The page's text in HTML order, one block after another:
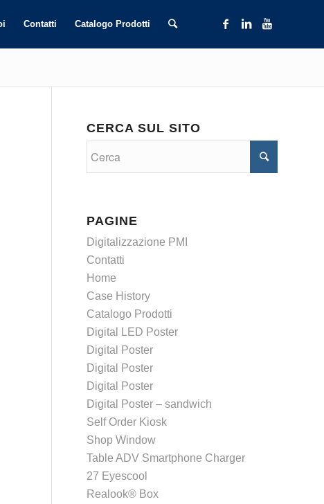
Contatti Catalogo Prodotti
CERCA SUL SITO
PAGINE
Digitalizzazione PMI
Contatti
Home
Case History
Catalogo Prodotti
Digital LED Poster
Digital Poster
Digital Poster
Digital Poster
Digital Poster – sandwich
Self Order Kiosk
Shop Window
Table ADV Smartphone Charger
27 Eyescool
Realook® Box